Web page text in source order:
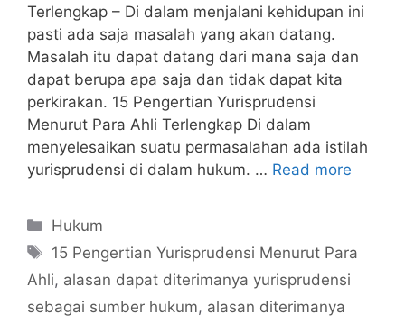
Terlengkap – Di dalam menjalani kehidupan ini
pasti ada saja masalah yang akan datang.
Masalah itu dapat datang dari mana saja dan
dapat berupa apa saja dan tidak dapat kita
perkirakan. 15 Pengertian Yurisprudensi
Menurut Para Ahli Terlengkap Di dalam
menyelesaikan suatu permasalahan ada istilah
yurisprudensi di dalam hukum. … Read more
Categories
Hukum
Tags
15 Pengertian Yurisprudensi Menurut Para
Ahli, alasan dapat diterimanya yurisprudensi
sebagai sumber hukum, alasan diterimanya